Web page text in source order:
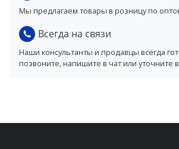
Мы предлагаем товары в розницу по
Всегда на связи
Наши консультанты и продавцы всегда
позвоните, напишите в чат или уточните